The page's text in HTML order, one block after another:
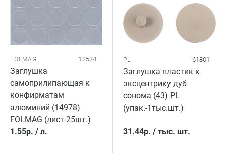
FOLMAG 12534
Заглушка
самоприлипающая к
конфирматам
алюминий (14978)
FOLMAG (лист-25шт.)
1.55р. / л.
PL 61801
Заглушка пластик к
эксцентрику дуб
сонома (43) PL
(упак.-1тыс.шт.)
31.44р. / тыс. шт.